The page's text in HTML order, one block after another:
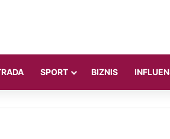
SPORT BIZNIS